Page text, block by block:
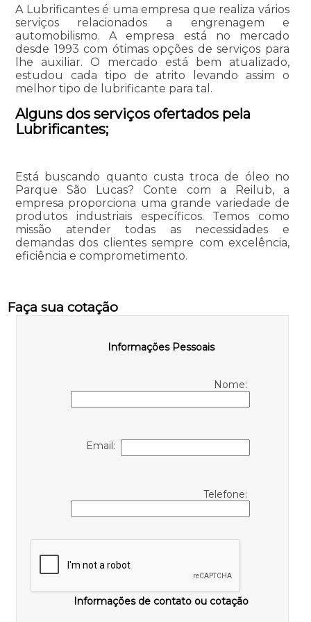
A Lubrificantes é uma empresa que realiza vários
serviços relacionados a engrenagem e
automobilismo. A empresa está no mercado
desde 1993 com ótimas opções de serviços para
lhe auxiliar. O mercado está bem atualizado,
estudou cada tipo de atrito levando assim o
melhor tipo de lubrificante para tal.
Alguns dos serviços ofertados pela
Lubrificantes;
Está buscando quanto custa troca de óleo no
Parque São Lucas? Conte com a Reilub, a
empresa proporciona uma grande variedade de
produtos industriais específicos. Temos como
missão atender todas as necessidades e
demandas dos clientes sempre com excelência,
eficiência e comprometimento.
Faça sua cotação
Informações Pessoais
Nome:
Email:
Telefone:
Informações de contato ou cotação